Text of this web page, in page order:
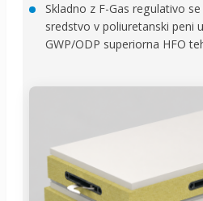
Skladno z F-Gas regulativo
sredstvo v poliuretanski peni
GWP/ODP superiorna HFO